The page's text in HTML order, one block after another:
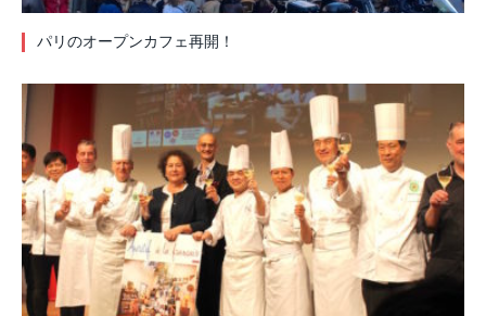
パリのオープンカフェ再開！